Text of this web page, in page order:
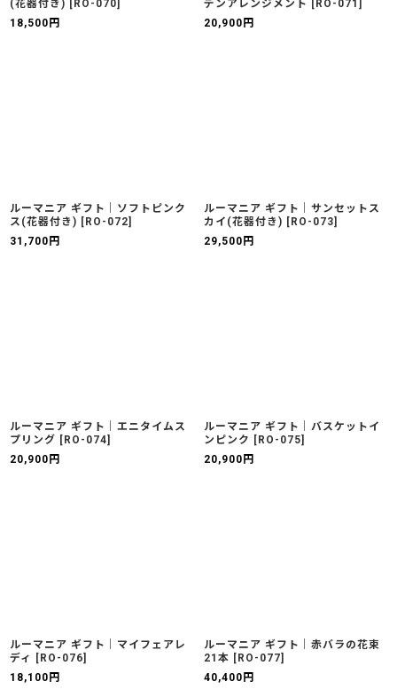
(花器付き) RO-070
18,500 円
デンアレンジメント RO-071
20,900 円
ルーマニア ギフト｜ソフトピンク
ス(花器付き) [ RO-072]
31,700 円
ルーマニア ギフト｜サンセットス
カイ(花器付き) [ RO-073]
29,500 円
ルーマニア ギフト｜エニタイムス
プリング [ RO-074]
20,900 円
ルーマニア ギフト｜バスケットイ
ンピンク
[ RO-075]
20,900 円
ルーマニア ギフト｜マイフェアレ
ディ
[ RO-076]
18,100 円
ルーマニア ギフト｜赤バラの花束
21本 [ RO-077]
40,400 円